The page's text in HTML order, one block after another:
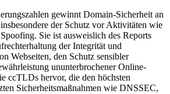
gewinnt Domain-Sicherheit an
der Schutz vor Aktivitäten wie
Sie ist ausweislich des Reports
der Integrität und
Webseiten, den Schutz sensibler
ununterbrochener Online-
ccTLDs hervor, die den höchsten
Sicherheitsmaßnahmen wie DNSSEC,